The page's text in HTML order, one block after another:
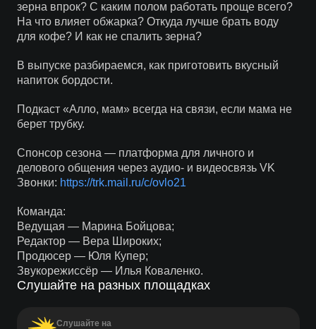
зерна впрок? С каким полом работать проще всего?
На что влияет обжарка? Откуда лучше брать воду
для кофе? И как не спалить зерна?
В выпуске разбираемся, как приготовить вкусный
напиток бордости.
Подкаст «Алло, мам» всегда на связи, если мама не
берет трубку.
Спонсор сезона — платформа для личного и
делового общения через аудио- и видеосвязь VK
Звонки: https://trk.mail.ru/c/ovlo21
Команда:
Ведущая — Марина Бойцова;
Редактор — Вера Широких;
Продюсер — Юля Купер;
Звукорежиссёр — Илья Коваленко.
Слушайте на разных площадках
Слушайте на